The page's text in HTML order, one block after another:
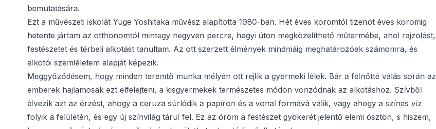
bemutatására.
Ezt a művészeti iskolát Yuge Yoshitaka művész alapította 1980-ban. Hét éves koromtól tizenöt éves koromig
hetente jártam az otthonomtól mintegy negyven percre, hegyi úton megközelíthető műtermébe, ahol rajzolást,
festészetet és térbeli alkotást tanultam. Az ott szerzett élmények mindmáig meghatározóak számomra, és
alkotói szemléletem alapját képezik.
Meggyőződésem, hogy minden teremtő munka mélyén ott rejlik a gyermeki lélek. Bár a felnőtté válás során az
emberek hajlamosak ezt elfelejteni, a kisgyermekek természetes módon vonzódnak az alkotáshoz. Szívből
élvezik azt az érzést, ahogy a ceruza súrlódik a papíron és a vonal formává válik, vagy ahogy a színes víz
folyik a felületén, és egy új színvilág tárul fel. Ez az öröm a festészet gyökerét jelentő elemi ösztön, s hiszem,